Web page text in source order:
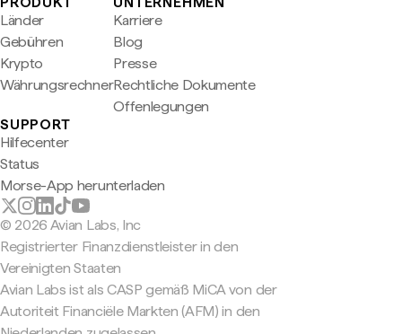
Länder
Gebühren
Krypto
Währungsrechner
Karriere
Blog
Presse
Rechtliche Dokumente
Offenlegungen
SUPPORT
Hilfecenter
Status
Morse-App herunterladen
© 2026 Avian Labs, Inc
Registrierter Finanzdienstleister in den
Vereinigten Staaten
Avian Labs ist als CASP gemäß MiCA von der
Autoriteit Financiële Markten (AFM) in den